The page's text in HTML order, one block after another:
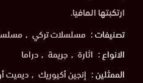
ارتكبتها المافيا.
تصنيفات : مسلسلات تركي
الانواع : اثارة جريمة
دراما
الممثلين : إنجين أكيوريك ديميت